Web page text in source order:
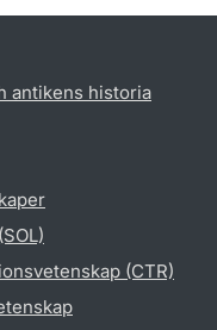
antikens historia
(CTR)